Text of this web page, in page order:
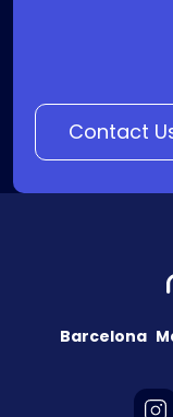
Contact
Barcelona